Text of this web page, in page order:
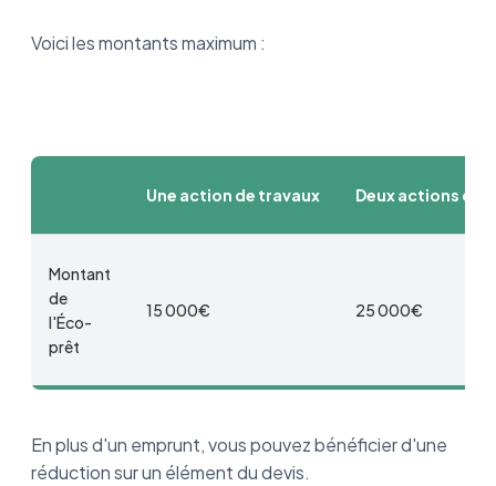
Voici les montants maximum :
Une action de travaux Deux actions de
Montant
de
l'Éco-
prêt
15 000€ 25 000€
En plus d'un emprunt, vous pouvez bénéficier d'une
réduction sur un élément du devis.